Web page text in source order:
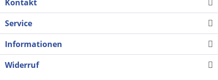
Kontakt
Service
Informationen
Widerruf